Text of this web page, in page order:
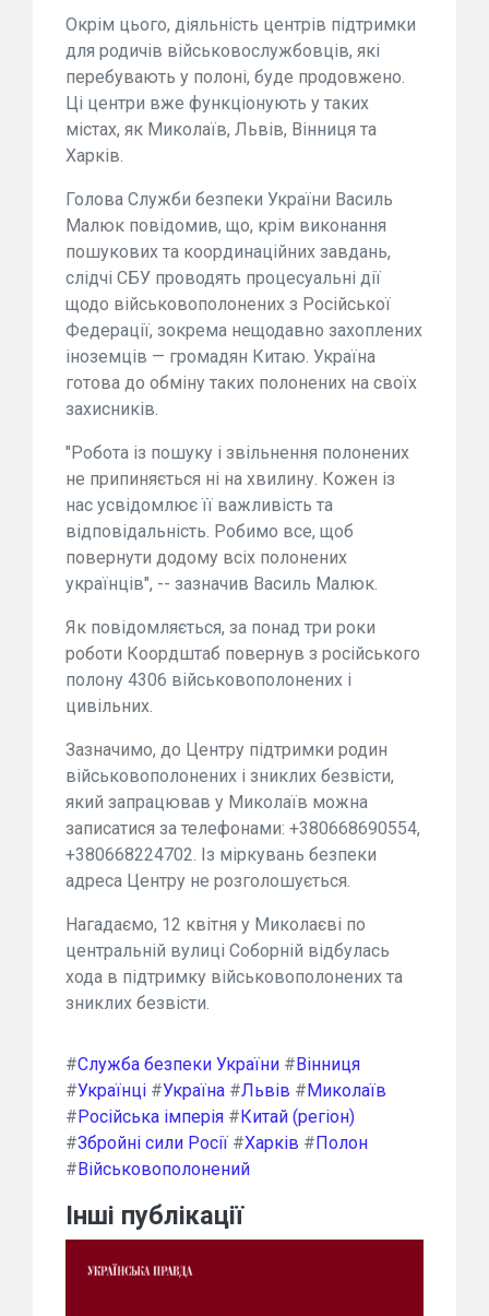
Окрім цього, діяльність центрів підтримки
для родичів військовослужбовців, які
перебувають у полоні, буде продовжено.
Ці центри вже функціонують у таких
містах, як Миколаїв, Львів, Вінниця та
Харків.
Голова Служби безпеки України Василь
Малюк повідомив, що, крім виконання
пошукових та координаційних завдань,
слідчі СБУ проводять процесуальні дії
щодо військовополонених з Російської
Федерації, зокрема нещодавно захоплених
іноземців — громадян Китаю. Україна
готова до обміну таких полонених на своїх
захисників.
"Робота із пошуку і звільнення полонених
не припиняється ні на хвилину. Кожен із
нас усвідомлює її важливість та
відповідальність. Робимо все, щоб
повернути додому всіх полонених
українців", -- зазначив Василь Малюк.
Як повідомляється, за понад три роки
роботи Коордштаб повернув з російського
полону 4306 військовополонених і
цивільних.
Зазначимо, до Центру підтримки родин
військовополонених і зниклих безвісти,
який запрацював у Миколаїв можна
записатися за телефонами: +380668690554,
+380668224702. Із міркувань безпеки
адреса Центру не розголошується.
Нагадаємо, 12 квітня у Миколаєві по
центральній вулиці Соборній відбулась
хода в підтримку військовополонених та
зниклих безвісти.
#Служба безпеки України # Вінниця
#Українці #Україна #Львів # Миколаїв
# Російська імперія # Китай (регіон)
#Збройні сили Росії #Харків # Полон
# Військовополонений
Інші публікації